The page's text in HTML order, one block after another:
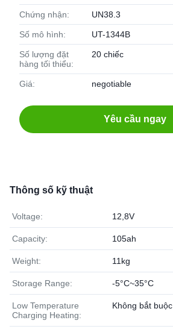
Chứng nhận: UN38.3
Số mô hình: UT-1344B
Số lượng đặt
hàng tối thiểu:
20 chiếc
Giá: negotiable
Yêu cầu ngay
Thông số kỹ thuật
Voltage: 12,8V
Capacity: 105ah
Weight: 11kg
Storage Range: -5°C~35°C
Low Temperature
Charging Heating:
Không bắt buộc